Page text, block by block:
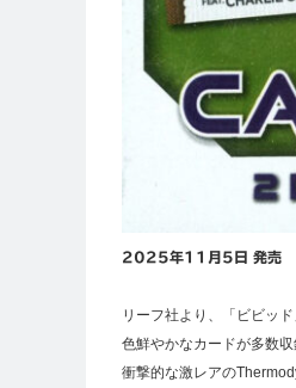
2025年11月5日 発売
リーフ社より、「ビビッ
色鮮やかなカードが多数
衝撃的な激レアの